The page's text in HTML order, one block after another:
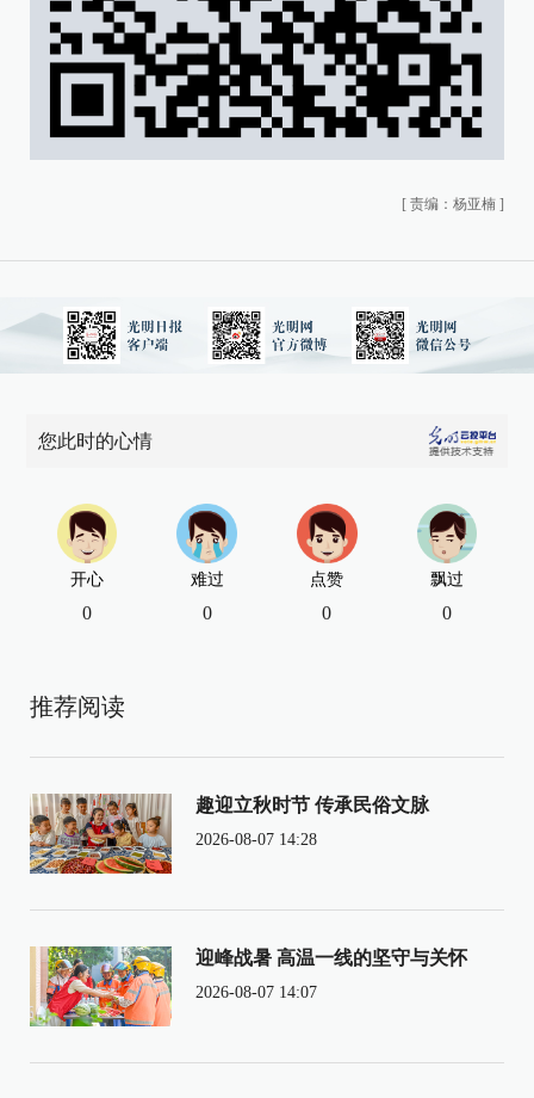
[ 责编：杨亚楠 ]
您此时的心情
开心
0
难过
0
点赞
0
飘过
0
推荐阅读
趣迎立秋时节 传承民俗文脉
2026-08-07 14:28
迎峰战暑 高温一线的坚守与关怀
2026-08-07 14:07